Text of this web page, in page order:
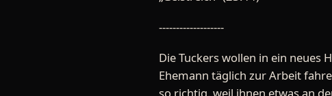
-------------------
Die Tuckers wollen in ein neues
Ehemann täglich zur Arbeit